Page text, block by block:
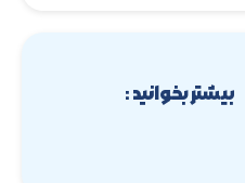
بیشتر بخوانید :